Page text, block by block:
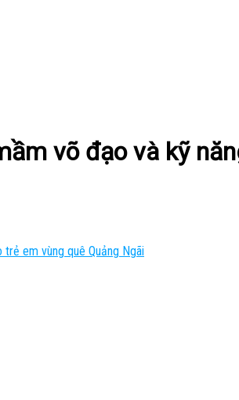
võ đạo và kỹ